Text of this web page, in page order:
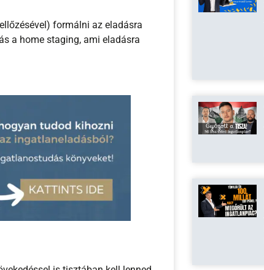
formálni az eladásra
a home staging, ami eladásra